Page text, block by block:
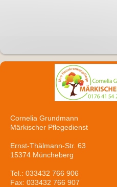
Cornelia Grundmann
Märkischer Pflegedienst
Ernst-Thälmann-Str. 63
15374 Müncheberg
Tel.: 033432 766 906
Fax: 033432 766 907